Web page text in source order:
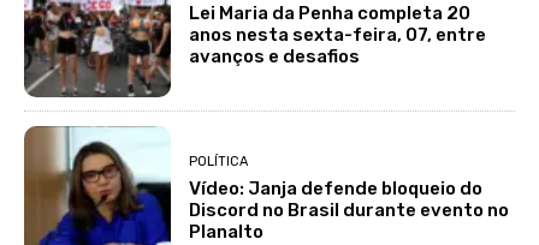
Lei Maria da Penha completa 20
anos nesta sexta-feira, 07, entre
avanços e desafios
POLÍTICA
Vídeo: Janja defende bloqueio do
Discord no Brasil durante evento no
Planalto